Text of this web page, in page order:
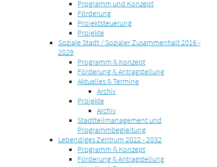
Programm und Konzept
Förderung
Projektsteuerung
Projekte
Soziale Stadt / Sozialer Zusammenhalt 2016 -
2029
Programm & Konzept
Förderung & Antragstellung
Aktuelles & Termine
Archiv
Projekte
Archiv
Stadtteilmanagement und
Programmbegleitung
Lebendiges Zentrum 2022 - 2032
Programm & Konzept
Förderung & Antragstellung